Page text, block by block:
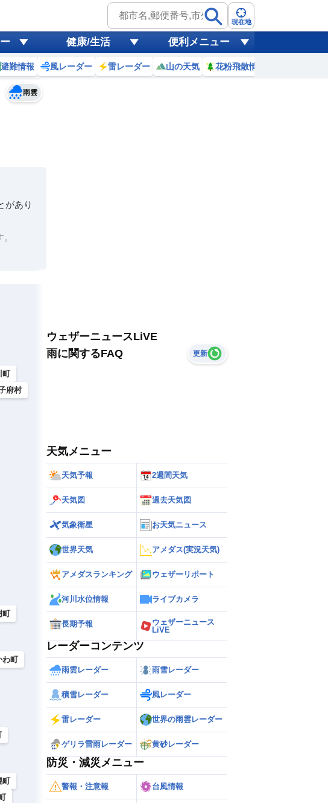
現在地
健康/生活 便利メニュー
避難情報 風レーダー 雷レーダー 山の天気 花粉飛散情報
雨雲
コメント
台風
があり
町
府村
町
わ町
町
ウェザーニュースLiVE
雨に関するFAQ
更新
天気メニュー
天気予報 2週間天気
天気図 過去天気図
気象衛星 お天気ニュース
世界天気 アメダス(実況天気)
アメダスランキング ウェザーリポート
河川水位情報 ライブカメラ
長期予報
ウェザーニュース
LiVE
レーダーコンテンツ
雨雲レーダー 雨雪レーダー
積雪レーダー 風レーダー
雷レーダー 世界の雨雲レーダー
ゲリラ雷雨レーダー 黄砂レーダー
防災・減災メニュー
警報・注意報 台風情報